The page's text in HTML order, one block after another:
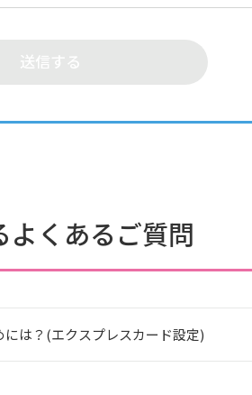
よくあるご質問
は？(エクスプレスカード設定)